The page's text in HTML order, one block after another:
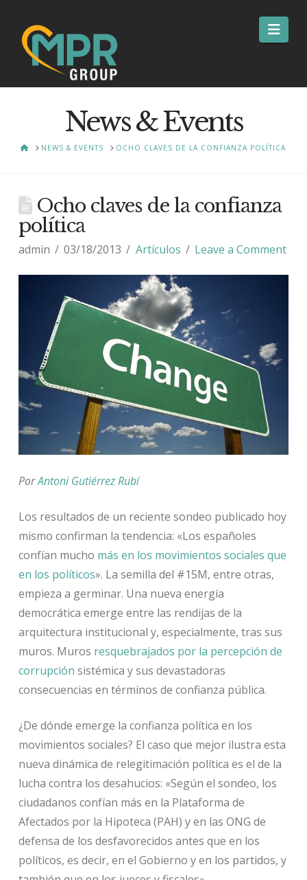
News & Events
HOMENEWS & EVENTS OCHO CLAVES DE LA CONFIANZA POLÍTICA
Ocho claves de la confianza
política
admin 03/18/2013 Artículos Leave a Comment
PorAntoni Gutiérrez Rubí
Los resultados de un reciente sondeo publicado hoy
mismo confirman la tendencia: «Los españoles
confían mucho más en los movimientos sociales que
en los políticos». La semilla del #15M, entre otras,
empieza a germinar. Una nueva energía
democrática emerge entre las rendijas de la
arquitectura institucional y, especialmente, tras sus
muros. Muros resquebrajados por la percepción de
corrupción sistémica y sus devastadoras
consecuencias en términos de confianza pública.
¿De dónde emerge la confianza política en los
movimientos sociales? El caso que mejor ilustra esta
nueva dinámica de relegitimación política es el de la
lucha contra los desahucios: «Según el sondeo, los
ciudadanos confían más en la Plataforma de
Afectados por la Hipoteca (PAH) y en las ONG de
defensa de los desfavorecidos antes que en los
políticos, es decir, en el Gobierno y en los partidos, y